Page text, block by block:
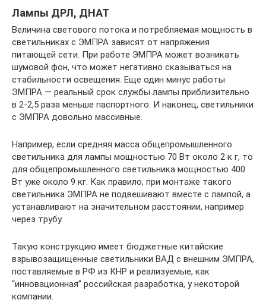
Лампы ДРЛ, ДНАТ
Величина светового потока и потребляемая мощность в
светильниках с ЭМПРА зависят от напряжения
питающей сети. При работе ЭМПРА может возникать
шумовой фон, что может негативно сказываться на
стабильности освещения. Еще один минус работы
ЭМПРА — реальный срок службы лампы приблизительно
в 2-2,5 раза меньше паспортного. И наконец, светильники
с ЭМПРА довольно массивные.
Например, если средняя масса общепромышленного
светильника для лампы мощностью 70 Вт около 2 к г, то
для общепромышленного светильника мощностью 400
Вт уже около 9 кг. Как правило, при монтаже такого
светильника ЭМПРА не подвешивают вместе с лампой, а
устанавливают на значительном расстоянии, например
через трубу.
Такую конструкцию имеет бюджетные китайские
взрывозащищенные светильники ВАД с внешним ЭМПРА,
поставляемые в РФ из КНР и реализуемые, как
“инновационная” российская разработка, у некоторой
компании.